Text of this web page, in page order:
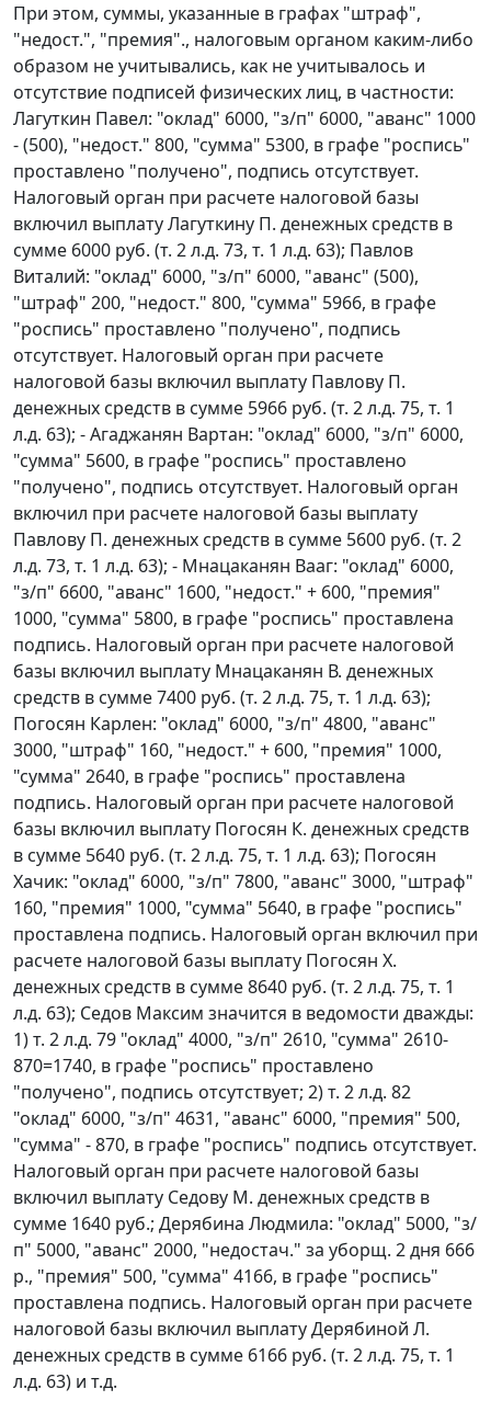
При этом, суммы, указанные в графах "штраф",
"недост.", "премия"., налоговым органом каким-либо
образом не учитывались, как не учитывалось и
отсутствие подписей физических лиц, в частности:
Лагуткин Павел: "оклад" 6000, "з/п" 6000, "аванс" 1000
- (500), "недост." 800, "сумма" 5300, в графе "роспись"
проставлено "получено", подпись отсутствует.
Налоговый орган при расчете налоговой базы
включил выплату Лагуткину П. денежных средств в
сумме 6000 руб. (т. 2 л.д. 73, т. 1 л.д. 63); Павлов
Виталий: "оклад" 6000, "з/п" 6000, "аванс" (500),
"штраф" 200, "недост." 800, "сумма" 5966, в графе
"роспись" проставлено "получено", подпись
отсутствует. Налоговый орган при расчете
налоговой базы включил выплату Павлову П.
денежных средств в сумме 5966 руб. (т. 2 л.д. 75, т. 1
л.д. 63); - Агаджанян Вартан: "оклад" 6000, "з/п" 6000,
"сумма" 5600, в графе "роспись" проставлено
"получено", подпись отсутствует. Налоговый орган
включил при расчете налоговой базы выплату
Павлову П. денежных средств в сумме 5600 руб. (т. 2
л.д. 73, т. 1 л.д. 63); - Мнацаканян Вааг: "оклад" 6000,
"з/п" 6600, "аванс" 1600, "недост." + 600, "премия"
1000, "сумма" 5800, в графе "роспись" проставлена
подпись. Налоговый орган при расчете налоговой
базы включил выплату Мнацаканян В. денежных
средств в сумме 7400 руб. (т. 2 л.д. 75, т. 1 л.д. 63);
Погосян Карлен: "оклад" 6000, "з/п" 4800, "аванс"
3000, "штраф" 160, "недост." + 600, "премия" 1000,
"сумма" 2640, в графе "роспись" проставлена
подпись. Налоговый орган при расчете налоговой
базы включил выплату Погосян К. денежных средств
в сумме 5640 руб. (т. 2 л.д. 75, т. 1 л.д. 63); Погосян
Хачик: "оклад" 6000, "з/п" 7800, "аванс" 3000, "штраф"
160, "премия" 1000, "сумма" 5640, в графе "роспись"
проставлена подпись. Налоговый орган включил при
расчете налоговой базы выплату Погосян Х.
денежных средств в сумме 8640 руб. (т. 2 л.д. 75, т. 1
л.д. 63); Седов Максим значится в ведомости дважды:
1) т. 2 л.д. 79 "оклад" 4000, "з/п" 2610, "сумма" 2610-
870=1740, в графе "роспись" проставлено
"получено", подпись отсутствует; 2) т. 2 л.д. 82
"оклад" 6000, "з/п" 4631, "аванс" 6000, "премия" 500,
"сумма" - 870, в графе "роспись" подпись отсутствует.
Налоговый орган при расчете налоговой базы
включил выплату Седову М. денежных средств в
сумме 1640 руб.; Дерябина Людмила: "оклад" 5000, "з/
п" 5000, "аванс" 2000, "недостач." за уборщ. 2 дня 666
р., "премия" 500, "сумма" 4166, в графе "роспись"
проставлена подпись. Налоговый орган при расчете
налоговой базы включил выплату Дерябиной Л.
денежных средств в сумме 6166 руб. (т. 2 л.д. 75, т. 1
л.д. 63) и т.д.